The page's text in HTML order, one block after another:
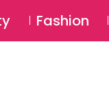
Login
Fashion